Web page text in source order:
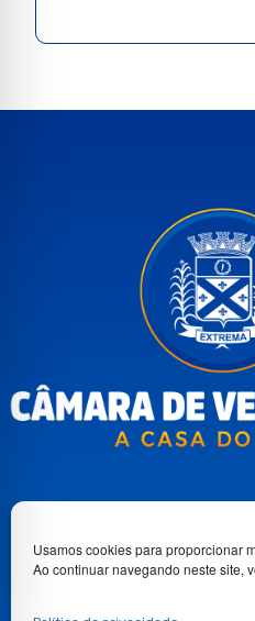
Usamos cookies para proporcionar
Ao continuar navegando neste site,
Copyright 2026© Todos os